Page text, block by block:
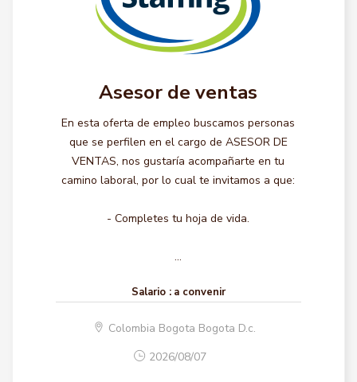
Asesor de ventas
En esta oferta de empleo buscamos personas
que se perfilen en el cargo de ASESOR DE
VENTAS, nos gustaría acompañarte en tu
camino laboral, por lo cual te invitamos a que:
- Completes tu hoja de vida.
...
Salario : a convenir
Colombia Bogota Bogota D.c.
2026/08/07